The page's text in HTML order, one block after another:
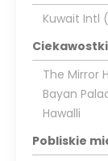
Kuwait Intl
Ciekawostki
The Mirror
Bayan
Hawalli
Pobliskie